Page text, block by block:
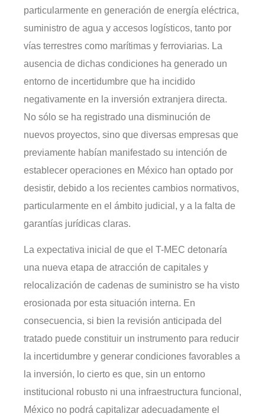
particularmente en generación de energía eléctrica,
suministro de agua y accesos logísticos, tanto por
vías terrestres como marítimas y ferroviarias. La
ausencia de dichas condiciones ha generado un
entorno de incertidumbre que ha incidido
negativamente en la inversión extranjera directa.
No sólo se ha registrado una disminución de
nuevos proyectos, sino que diversas empresas que
previamente habían manifestado su intención de
establecer operaciones en México han optado por
desistir, debido a los recientes cambios normativos,
particularmente en el ámbito judicial, y a la falta de
garantías jurídicas claras.
La expectativa inicial de que el T-MEC detonaría
una nueva etapa de atracción de capitales y
relocalización de cadenas de suministro se ha visto
erosionada por esta situación interna. En
consecuencia, si bien la revisión anticipada del
tratado puede constituir un instrumento para reducir
la incertidumbre y generar condiciones favorables a
la inversión, lo cierto es que, sin un entorno
institucional robusto ni una infraestructura funcional,
México no podrá capitalizar adecuadamente el